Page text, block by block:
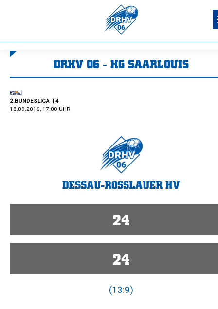
DRHV 06 - HG SAARLOUIS
2.BUNDESLIGA | 4
18.09.2016, 17:00 UHR
DESSAU-ROSSLAUER HV
24
24
(13:9)